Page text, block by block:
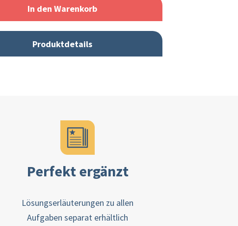
In den Warenkorb
Produktdetails
Perfekt ergänzt
Lösungserläuterungen zu allen
Aufgaben separat erhältlich